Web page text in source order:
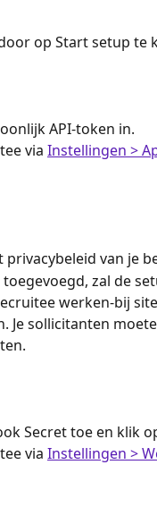
op Start setup te
API-token in.
via Instellingen >
privacybeleid van je
zal de
werken-bij
Je sollicitanten
Secret toe en klik
via Instellingen >